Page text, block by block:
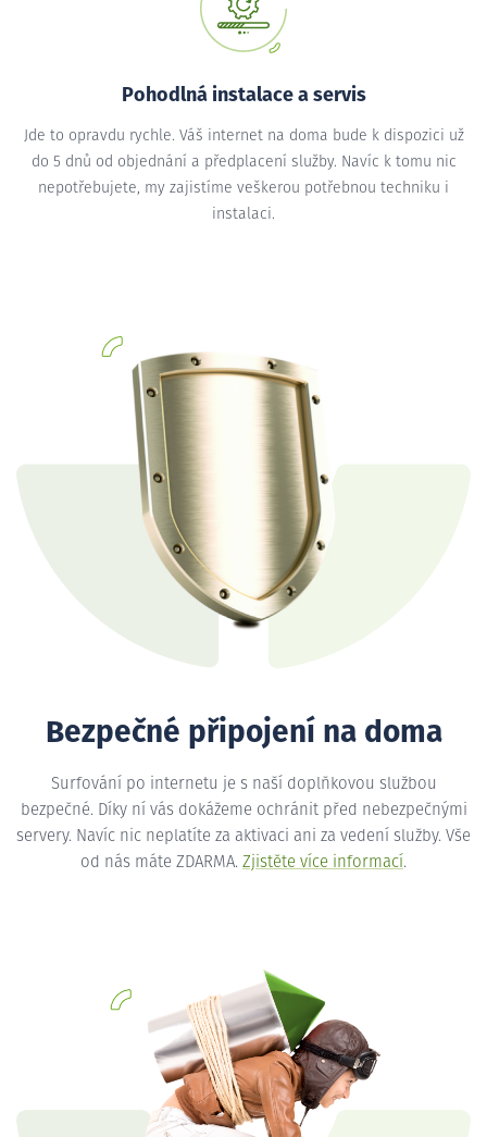
Pohodlná instalace a servis
Jde to opravdu rychle. Váš internet na doma bude k dispozici už
do 5 dnů od objednání a předplacení služby. Navíc k tomu nic
nepotřebujete, my zajistíme veškerou potřebnou techniku i
instalaci.
Bezpečné připojení na doma
Surfování po internetu je s naší doplňkovou službou
bezpečné. Díky ní vás dokážeme ochránit před nebezpečnými
servery. Navíc nic neplatíte za aktivaci ani za vedení služby. Vše
od nás máte ZDARMA. Zjistěte více informací.